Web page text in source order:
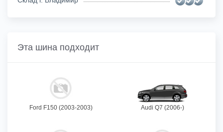
Эта шина подходит
Ford F150 (2003-2003) Audi Q7 (2006-)